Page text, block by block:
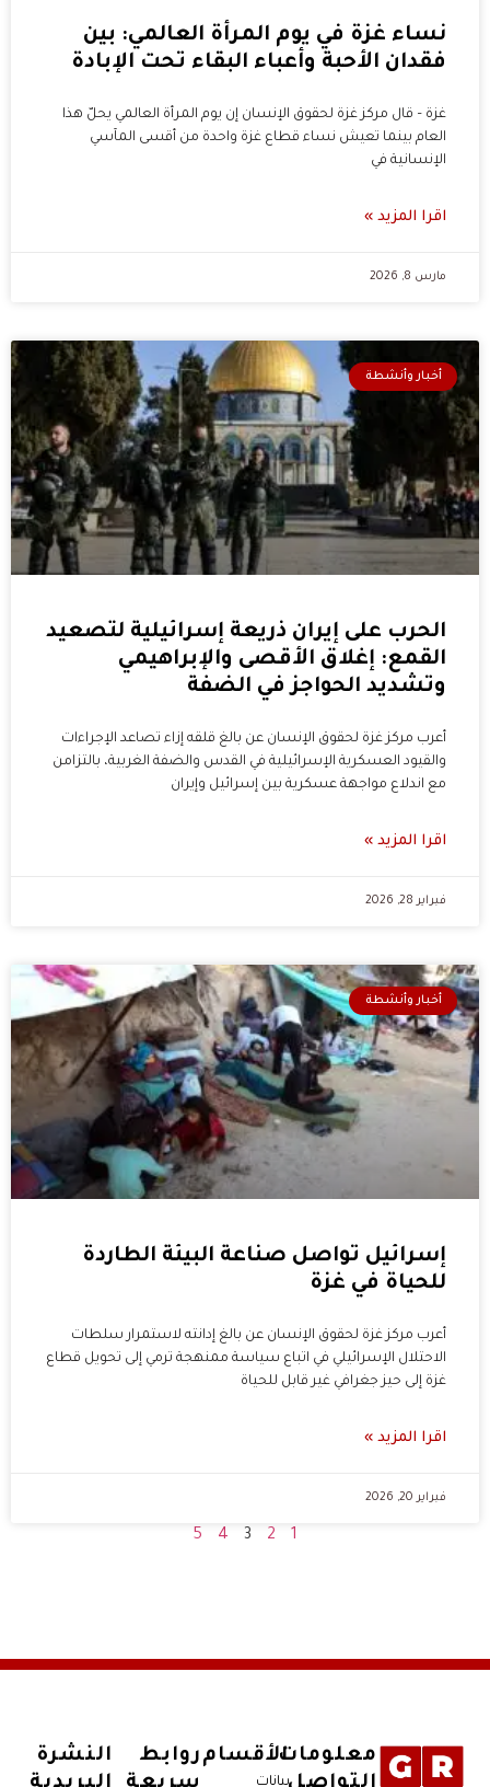
نساء غزة في يوم المرأة العالمي: بين
فقدان الأحبة وأعباء البقاء تحت الإبادة
غزة – قال مركز غزة لحقوق الإنسان إن يوم المرأة العالمي يحلّ هذا
العام بينما تعيش نساء قطاع غزة واحدة من أقسى المآسي
الإنسانية في
اقرا المزيد »
مارس 8, 2026
أخبار وأنشطة
الحرب على إيران ذريعة إسرائيلية لتصعيد
القمع: إغلاق الأقصى والإبراهيمي
وتشديد الحواجز في الضفة
أعرب مركز غزة لحقوق الإنسان عن بالغ قلقه إزاء تصاعد الإجراءات
والقيود العسكرية الإسرائيلية في القدس والضفة الغربية، بالتزامن
مع اندلاع مواجهة عسكرية بين إسرائيل وإيران
اقرا المزيد »
فبراير 28, 2026
أخبار وأنشطة
إسرائيل تواصل صناعة البيئة الطاردة
للحياة في غزة
أعرب مركز غزة لحقوق الإنسان عن بالغ إدانته لاستمرار سلطات
الاحتلال الإسرائيلي في اتباع سياسة ممنهجة ترمي إلى تحويل قطاع
غزة إلى حيز جغرافي غير قابل للحياة
اقرا المزيد »
فبراير 20, 2026
1
2
3
4
5
معلوماتالأقسام
بيانات
روابط
النشرة